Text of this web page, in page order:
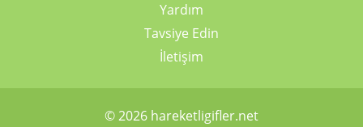
Yardım
Tavsiye Edin
İletişim
© 2026 hareketligifler.net